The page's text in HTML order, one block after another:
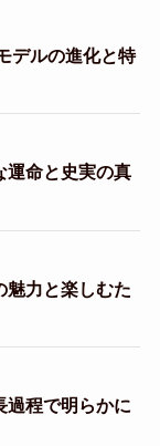
デルの進化と特
運命と史実の真
魅力と楽しむた
過程で明らかに